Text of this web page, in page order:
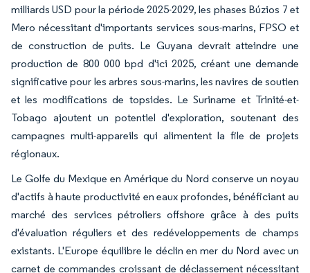
milliards USD pour la période 2025-2029, les phases Búzios 7 et
Mero nécessitant d'importants services sous-marins, FPSO et
de construction de puits. Le Guyana devrait atteindre une
production de 800 000 bpd d'ici 2025, créant une demande
significative pour les arbres sous-marins, les navires de soutien
et les modifications de topsides. Le Suriname et Trinité-et-
Tobago ajoutent un potentiel d'exploration, soutenant des
campagnes multi-appareils qui alimentent la file de projets
régionaux.
Le Golfe du Mexique en Amérique du Nord conserve un noyau
d'actifs à haute productivité en eaux profondes, bénéficiant au
marché des services pétroliers offshore grâce à des puits
d'évaluation réguliers et des redéveloppements de champs
existants. L'Europe équilibre le déclin en mer du Nord avec un
carnet de commandes croissant de déclassement nécessitant